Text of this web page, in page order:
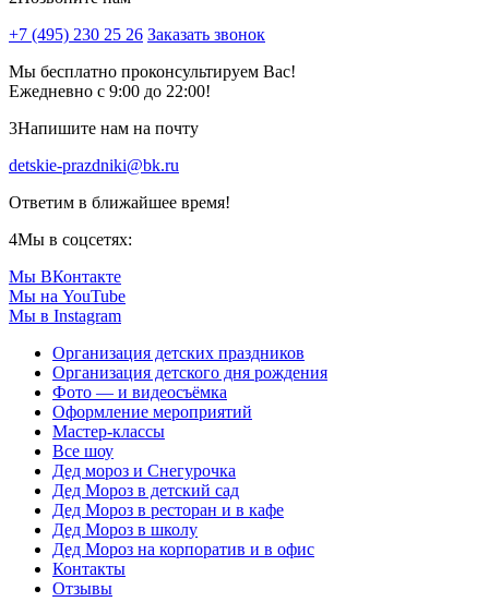
+7 (495) 230 25 26 Заказать звонок
Мы бесплатно проконсультируем Вас!
Ежедневно с 9:00 до 22:00!
3Напишите нам на почту
detskie-prazdniki@bk.ru
Ответим в ближайшее время!
4Мы в соцсетях:
Мы ВКонтакте
Мы на YouTube
Мы в Instagram
Организация детских праздников
Организация детского дня рождения
Фото — и видеосъёмка
Оформление мероприятий
Мастер-классы
Все шоу
Дед мороз и Снегурочка
Дед Мороз в детский сад
Дед Мороз в ресторан и в кафе
Дед Мороз в школу
Дед Мороз на корпоратив и в офис
Контакты
Отзывы